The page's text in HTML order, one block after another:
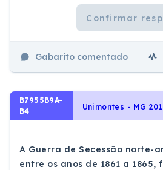
Confirmar
Gabarito comentado
B7955B9A-
B4
A Guerra de Secessão norte-
entre os anos de 1861 a